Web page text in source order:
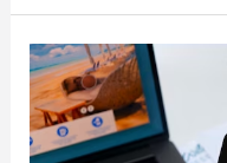
Begini
Cara
Membuat
Aplikasi